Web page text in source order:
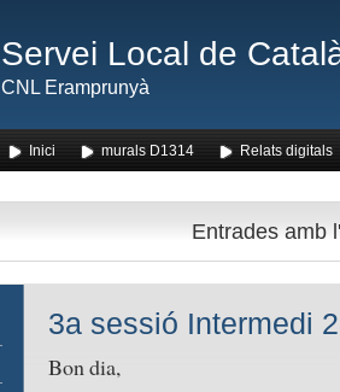
Servei Local de
CNL Eramprunyà
Inici murals D1314 Relats digitals
Entrades amb
3a sessió Intermedi 2
Bon dia,